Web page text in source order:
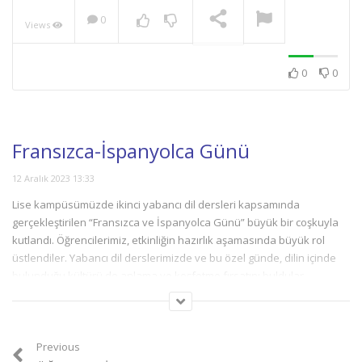
Views 0
0 0
Fransızca-İspanyolca Günü
12 Aralık 2023 13:33
Lise kampüsümüzde ikinci yabancı dil dersleri kapsamında
gerçekleştirilen “Fransızca ve İspanyolca Günü” büyük bir coşkuyla
kutlandı. Öğrencilerimiz, etkinliğin hazırlık aşamasında büyük rol
üstlendiler. Yabancı dil derslerimizde ve bu özel günde, dilin içinde
Yazar Hakkında
Previous